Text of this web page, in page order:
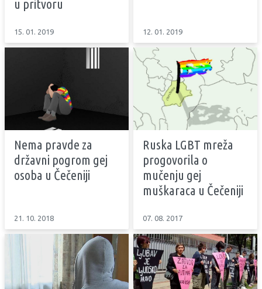
u pritvoru
15. 01. 2019 12. 01. 2019
Nema pravde za
državni pogrom gej
osoba u Čečeniji
21. 10. 2018
Ruska LGBT mreža
progovorila o
mučenju gej
muškaraca u Čečeniji
07. 08. 2017